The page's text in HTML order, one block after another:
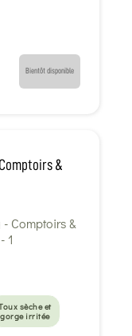
Bientôt disponible
&
sèche et
gorge irritée